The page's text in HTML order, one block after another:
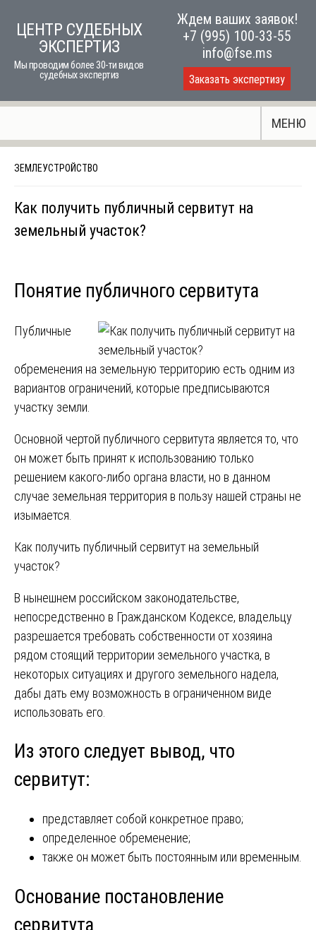
ЦЕНТР СУДЕБНЫХ
ЭКСПЕРТИЗ
Мы проводим более 30-ти видов
судебных экспертиз
Ждем ваших заявок!
+7 (995) 100-33-55
info@fse.ms
Заказать экспертизу
МЕНЮ
ЗЕМЛЕУСТРОЙСТВО
Как получить публичный сервитут на
земельный участок?
Понятие публичного сервитута
Публичные
обременения на земельную территорию есть одним из
вариантов ограничений, которые предписываются
участку земли.
Основной чертой публичного сервитута является то, что
он может быть принят к использованию только
решением какого-либо органа власти, но в данном
случае земельная территория в пользу нашей страны не
изымается.
Как получить публичный сервитут на земельный
участок?
В нынешнем российском законодательстве,
непосредственно в Гражданском Кодексе, владельцу
разрешается требовать собственности от хозяина
рядом стоящий территории земельного участка, в
некоторых ситуациях и другого земельного надела,
дабы дать ему возможность в ограниченном виде
использовать его.
Из этого следует вывод, что
сервитут:
представляет собой конкретное право;
определенное обременение;
также он может быть постоянным или временным.
Основание постановление
сервитута